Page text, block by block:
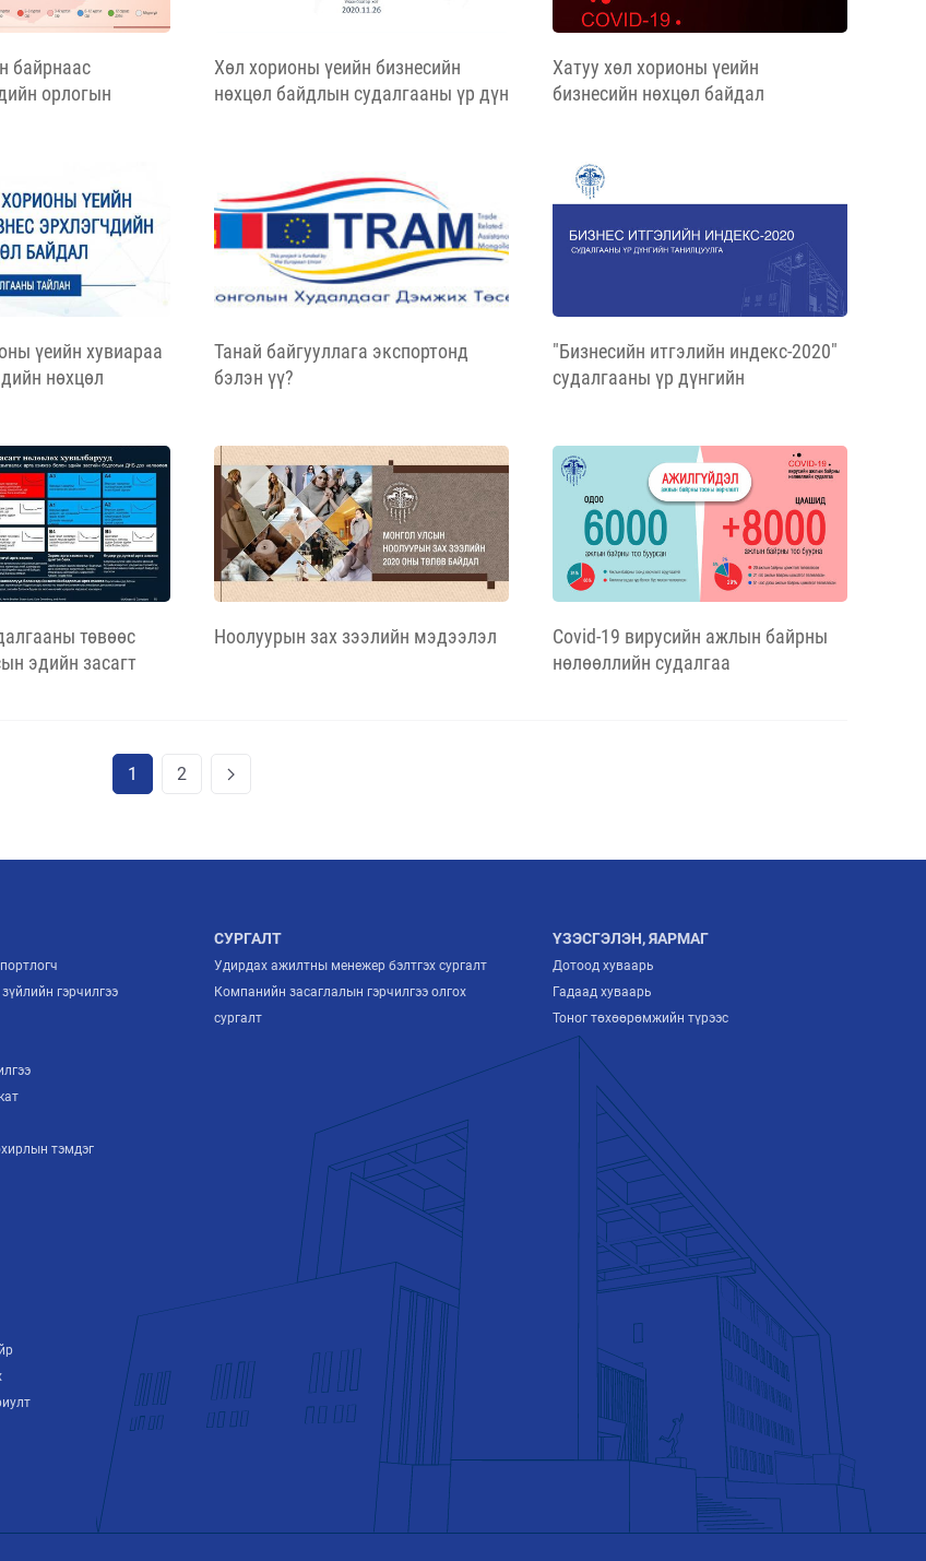
байрнаас
орлогын
Хөл хорионы үеийн бизнесийн
нөхцөл байдлын судалгааны үр дүн
Хатуу хөл хорионы үеийн
бизнесийн нөхцөл байдал
үеийн хувиараа
нөхцөл
Танай байгууллага экспортонд
бэлэн үү?
"Бизнесийн итгэлийн индекс-2020"
судалгааны үр дүнгийн
төвөөс
эдийн засагт
Ноолуурын зах зээлийн мэдээлэл
Covid-19 вирусийн ажлын байрны
нөлөөллийн судалгаа
1 2
гэрчилгээ
тэмдэг
СУРГАЛТ
Удирдах ажилтны менежер бэлтгэх сургалт
Компанийн засаглалын гэрчилгээ олгох
сургалт
ҮЗЭСГЭЛЭН, ЯАРМАГ
Дотоод хуваарь
Гадаад хуваарь
Тоног төхөөрөмжийн түрээс